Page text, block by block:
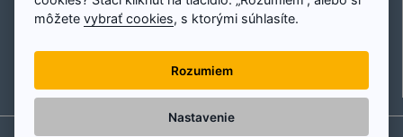
Hlavné funkcie a parametre cúvacej kamery
(SD) 488p alebo analógové vysoké rozlíšenie (AHD) 720p.
kameru bez problémov pripojíte k monitoru so štandardným
rozlíšením, avšak AHD kameru pripojíte iba k monitoru s vysokým
Pon - Pi: 8:00 - 16:00
+421 948 298 228
E-mail:
info@cuvaciekamery.sk
môžetevybrať cookies, s ktorými súhlasíte.
Rozumiem
Nastavenie